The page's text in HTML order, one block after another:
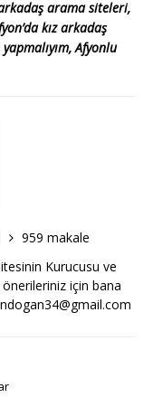
arama siteleri,
kız arkadaş
Afyonlu
959 makale
Kurucusu ve
için bana